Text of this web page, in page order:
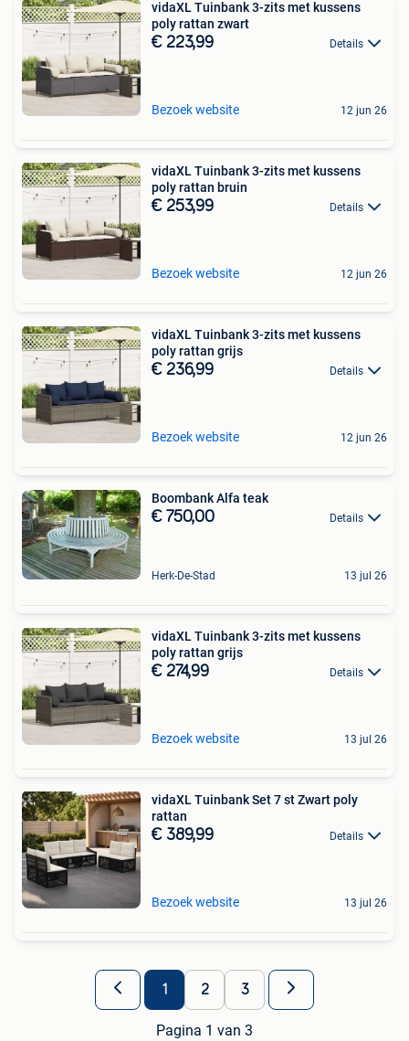
vidaXL Tuinbank 3-zits met kussens
poly rattan zwart
€ 223,99 Details
Bezoek website 12 jun 26
vidaXL Tuinbank 3-zits met kussens
poly rattan bruin
€ 253,99 Details
Bezoek website 12 jun 26
vidaXL Tuinbank 3-zits met kussens
poly rattan grijs
€ 236,99 Details
Bezoek website 12 jun 26
Boombank Alfa teak
€ 750,00 Details
Herk-De-Stad 13 jul 26
vidaXL Tuinbank 3-zits met kussens
poly rattan grijs
€ 274,99 Details
Bezoek website 13 jul 26
vidaXL Tuinbank Set 7 st Zwart poly
rattan
€ 389,99 Details
Bezoek website 13 jul 26
1 2 3
Pagina 1 van 3